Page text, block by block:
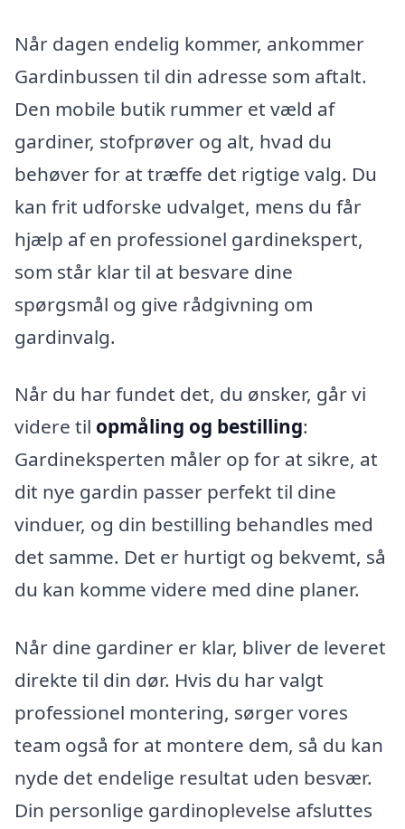
Når dagen endelig kommer, ankommer
Gardinbussen til din adresse som aftalt.
Den mobile butik rummer et væld af
gardiner, stofprøver og alt, hvad du
behøver for at træffe det rigtige valg. Du
kan frit udforske udvalget, mens du får
hjælp af en professionel gardinekspert,
som står klar til at besvare dine
spørgsmål og give rådgivning om
gardinvalg.
Når du har fundet det, du ønsker, går vi
videre til opmåling og bestilling:
Gardineksperten måler op for at sikre, at
dit nye gardin passer perfekt til dine
vinduer, og din bestilling behandles med
det samme. Det er hurtigt og bekvemt, så
du kan komme videre med dine planer.
Når dine gardiner er klar, bliver de leveret
direkte til din dør. Hvis du har valgt
professionel montering, sørger vores
team også for at montere dem, så du kan
nyde det endelige resultat uden besvær.
Din personlige gardinoplevelse afsluttes